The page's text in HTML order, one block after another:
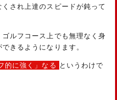
され上達のスピードが鈍って
ルフコース上でも無理なく身
きるようになります。
的に強く」なる というわけで